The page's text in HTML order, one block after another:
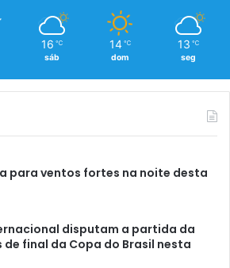
16 ℃
sáb
14 ℃
dom
13 ℃
seg
para ventos fortes na noite desta
disputam a partida da
final da Copa do Brasil nesta